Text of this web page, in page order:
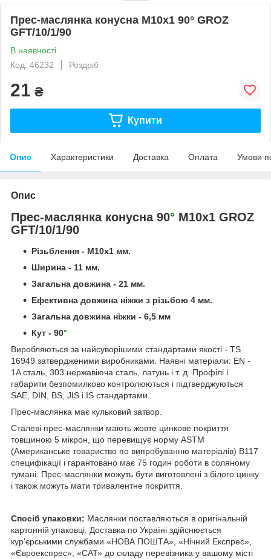
Прес-маслянка конусна M10x1 90° GROZ
GFT/10/1/90
В наявності
Код: 46232
Роздріб
21 ₴
Купити
Опис Характеристики Доставка Оплата Умови
Опис
Прес-маслянка конусна 90° М10х1 GROZ
GFT/10/1/90
Різьблення - M10x1 мм.
Ширина - 11 мм.
Загальна довжина - 21 мм.
Ефективна довжина ніжки з різьбою 4 мм.
Загальна довжина ніжки - 6,5 мм
Кут - 90°
Виробляються за найсуворішими стандартами якості - TS
16949 затвердженими виробниками. Наявні матеріали: EN -
1A сталь, 303 нержавіюча сталь, латунь і т. д. Профілі і
габарити безпомилково контролюються і підтверджуються
SAE, DIN, BS, JIS і IS стандартами.
Прес-маслянка має кульковий затвор.
Сталеві прес-маслянки мають жовте цинкове покриття
товщиною 5 мікрон, що перевищує норму ASTM
(Американське товариство по випробуванню матеріалів) В117
специфікації і гарантовано має 75 годин роботи в соляному
тумані. Прес-маслянки можуть бути виготовлені з білого цинку
і також можуть мати тривалентне покриття.
Спосіб упаковки: Маслянки поставляються в оригінальній
картонній упаковці. Доставка по Україні здійснюється
кур'єрськими службами «НОВА ПОШТА», «Нічний Експрес»,
«Євроекспрес», «САТ» до складу перевізника у вашому місті